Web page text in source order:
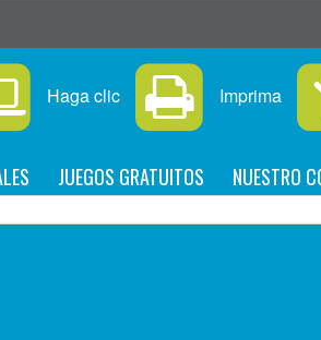
Haga clic Imprima
JUEGOS GRATUITOS NUESTRO